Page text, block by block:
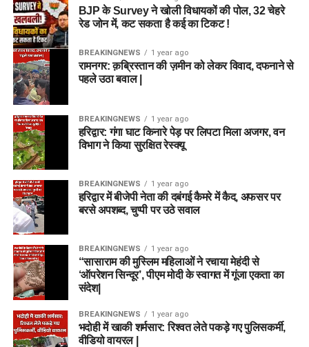
BJP के Survey ने खोली विधायकों की पोल, 32 चेहरे
रेड जोन में, कट सकता है कई का टिकट !
BREAKINGNEWS 1 year ago
रामनगर: क़ब्रिस्तान की ज़मीन को लेकर विवाद, दफनाने से
पहले उठा बवाल |
BREAKINGNEWS 1 year ago
हरिद्वार: गंगा घाट किनारे पेड़ पर लिपटा मिला अजगर, वन
विभाग ने किया सुरक्षित रेस्क्यू
BREAKINGNEWS 1 year ago
हरिद्वार में बीजेपी नेता की दबंगई कैमरे में कैद, अफसर पर
बरसे अपशब्द, चुप्पी पर उठे सवाल
BREAKINGNEWS 1 year ago
“सासाराम की मुस्लिम महिलाओं ने रचाया मेहंदी से
‘ऑपरेशन सिन्दूर’, पीएम मोदी के स्वागत में गूंजा एकता का
संदेश|
BREAKINGNEWS 1 year ago
भदोही में खाकी शर्मसार: रिश्वत लेते पकड़े गए पुलिसकर्मी,
वीडियो वायरल |